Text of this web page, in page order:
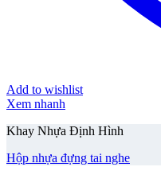
Add to wishlist
Xem nhanh
Khay Nhựa Định Hình
Hộp nhựa đựng tai nghe